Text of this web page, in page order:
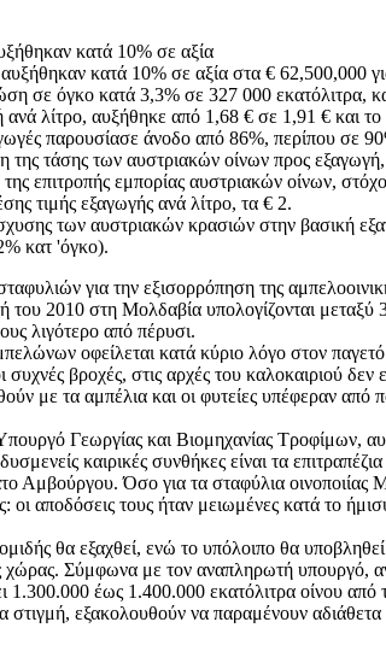
κατά 10% σε αξία
κατά 10% σε αξία στα € 62,500,000
σε όγκο κατά 3,3% σε 327 000 εκατόλιτρα,
λίτρο, αυξήθηκε από 1,68 € σε 1,91 € και το
παρουσίασε άνοδο από 86%, περίπου σε
της τάσης των αυστριακών οίνων προς
επιτροπής εμπορίας αυστριακών οίνων,
τιμής εξαγωγής ανά λίτρο, τα € 2.
των αυστριακών κρασιών στην βασική
κατ 'όγκο).
για την εξισορρόπηση της
του 2010 στη Μολδαβία υπολογίζονται μεταξύ
λιγότερο από πέρυσι.
οφείλεται κατά κύριο λόγο στον
βροχές, στις αρχές του καλοκαιριού δεν
με τα αμπέλια και οι φυτείες υπέφεραν από
Γεωργίας και Βιομηχανίας Τροφίμων,
καιρικές συνθήκες είναι τα
Αμβούργου. Όσο για τα σταφύλια οινοποιίας
οι αποδόσεις τους ήταν μειωμένες κατά το
θα εξαχθεί, ενώ το υπόλοιπο θα
χώρας. Σύμφωνα με τον αναπληρωτή υπουργό,
έως 1.400.000 εκατόλιτρα οίνου από
στιγμή, εξακολουθούν να παραμένουν